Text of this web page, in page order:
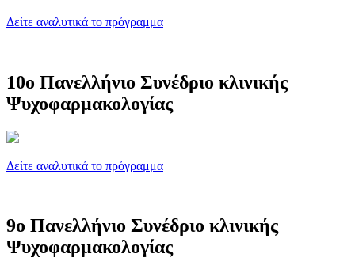
Δείτε αναλυτικά το πρόγραμμα
10ο Πανελλήνιο Συνέδριο κλινικής
Ψυχοφαρμακολογίας
Δείτε αναλυτικά το πρόγραμμα
9ο Πανελλήνιο Συνέδριο κλινικής
Ψυχοφαρμακολογίας